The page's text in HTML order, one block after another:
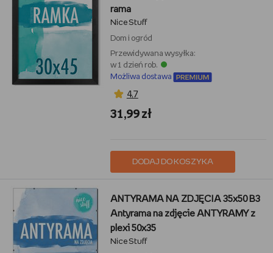
rama
Nice Stuff
Dom i ogród
Przewidywana wysyłka:
w 1 dzień rob.
Możliwa dostawa
4,7
31,99 zł
DODAJ DO KOSZYKA
ANTYRAMA NA ZDJĘCIA 35x50 B3
Antyrama na zdjęcie ANTYRAMY z
plexi 50x35
Nice Stuff